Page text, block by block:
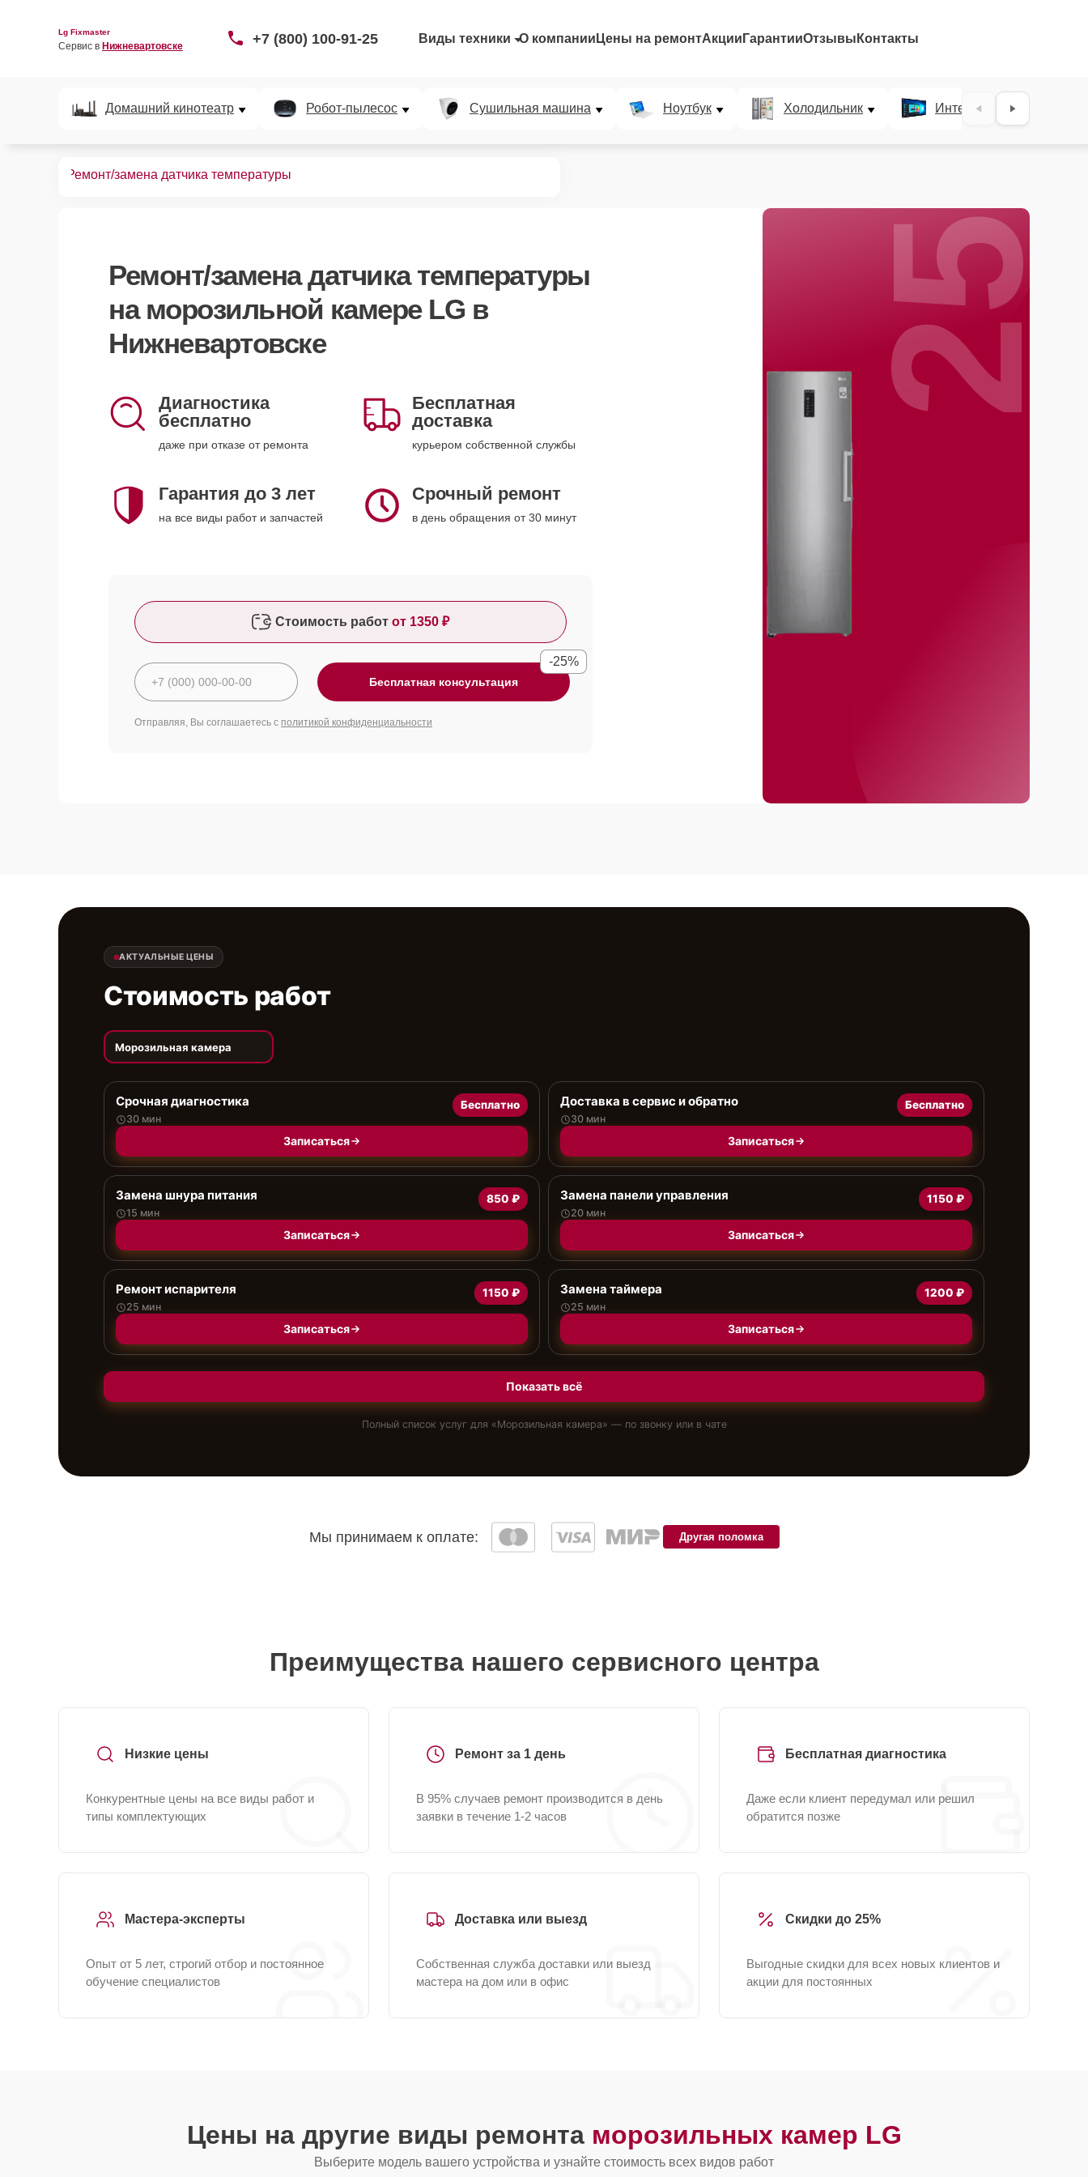
Lg Fixmaster
Сервис в Нижневартовске +7 (800) 100-91-25 Виды техники О компании Цены на ремонтАкции ГарантииОтзывы Контакты
Домашний кинотеатр Робот-пылесос Сушильная машина Ноутбук Холодильник Интерактивные панели
Ремонт/замена датчика температуры
Ремонт/замена датчика температуры
на морозильной камере LG в
Нижневартовске
Диагностика
бесплатно
даже при отказе от ремонта
Бесплатная
доставка
курьером собственной службы
Гарантия до 3 лет
на все виды работ и запчастей
Срочный ремонт
в день обращения от 30 минут
Стоимость работ от 1350 ₽
Бесплатная консультация
-25%
Отправляя, Вы соглашаетесь с политикой конфиденциальности
25%
АКТУАЛЬНЫЕ ЦЕНЫ
Стоимость работ
Морозильная камера
Срочная диагностика
30 мин
Бесплатно
Записаться
Доставка в сервис и обратно
30 мин
Бесплатно
Записаться
Замена шнура питания
15 мин
850 ₽
Записаться
Замена панели управления
20 мин
1150 ₽
Записаться
Ремонт испарителя
25 мин
1150 ₽
Записаться
Замена таймера
25 мин
1200 ₽
Записаться
Показать всё
Полный список услуг для «Морозильная камера» — по звонку или в чате
Мы принимаем к оплате: Другая поломка
Преимущества нашего сервисного центра
Низкие цены
Конкурентные цены на все виды работ и
типы комплектующих
Ремонт за 1 день
В 95% случаев ремонт производится в день
заявки в течение 1-2 часов
Бесплатная диагностика
Даже если клиент передумал или решил
обратится позже
Мастера-эксперты
Опыт от 5 лет, строгий отбор и постоянное
обучение специалистов
Доставка или выезд
Собственная служба доставки или выезд
мастера на дом или в офис
Скидки до 25%
Выгодные скидки для всех новых клиентов и
акции для постоянных
Цены на другие виды ремонта морозильных камер LG
Выберите модель вашего устройства и узнайте стоимость всех видов работ